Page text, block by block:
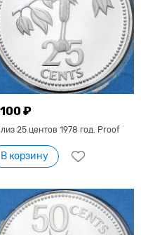
₽
25 центов 1978 год. Proof
В корзину